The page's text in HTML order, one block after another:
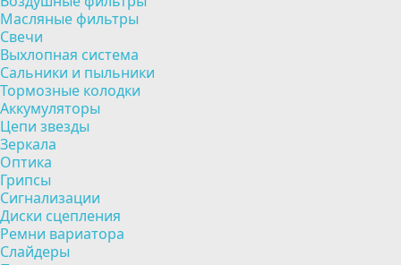
Масляные фильтры
Свечи
Выхлопная система
Сальники и пыльники
Тормозные колодки
Аккумуляторы
Цепи звезды
Зеркала
Оптика
Грипсы
Сигнализации
Диски сцепления
Ремни вариатора
Слайдеры